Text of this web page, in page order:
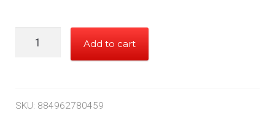
Add to cart
SKU: 884962780459